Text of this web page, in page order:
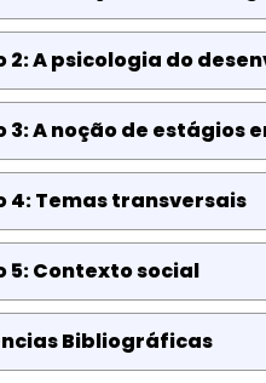
2: A psicologia do
3: A noção de estágios
4: Temas transversais
5: Contexto social
Bibliográficas